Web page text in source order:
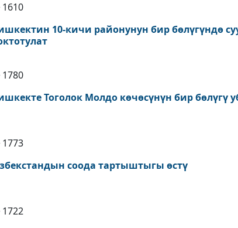
1610
10-кичи районунун бир бөлүгүндө
1780
Тоголок Молдо көчөсүнүн бир бөлүгү
1773
соода тартыштыгы өстү
1722